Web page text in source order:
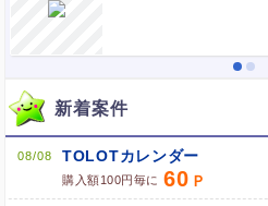
新着案件
08/08 TOLOTカレンダー
購入額100円毎に 60